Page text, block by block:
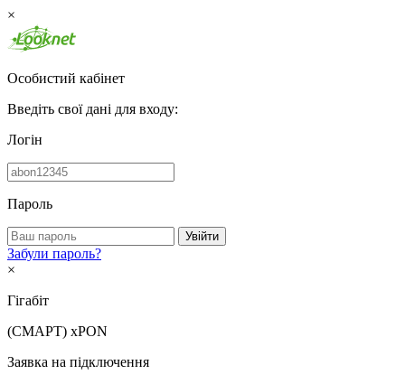
×
Особистий кабінет
Введіть свої дані для входу:
Логін
Пароль
Увійти
Забули пароль?
×
Гігабіт
(СМАРТ) xPON
Заявка на підключення